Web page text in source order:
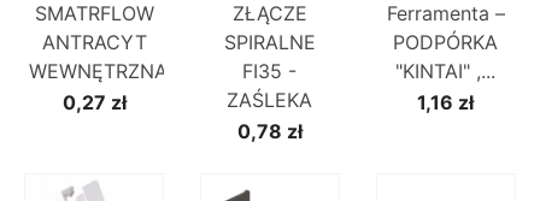
SMATRFLOW
ANTRACYT
WEWNĘTRZNA
0,27 zł
ZŁĄCZE
SPIRALNE
FI35 -
ZAŚLEKA
0,78 zł
Ferramenta –
PODPÓRKA
"KINTAI" ,...
1,16 zł